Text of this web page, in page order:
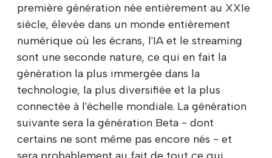
première génération née entièrement au XXIe
siècle, élevée dans un monde entièrement
numérique où les écrans, l'IA et le streaming
sont une seconde nature, ce qui en fait la
génération la plus immergée dans la
technologie, la plus diversifiée et la plus
connectée à l'échelle mondiale. La génération
suivante sera la génération Beta - dont
certains ne sont même pas encore nés - et